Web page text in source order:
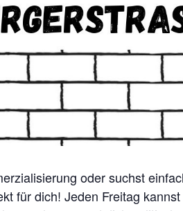
oder suchst
für dich! Jeden Freitag